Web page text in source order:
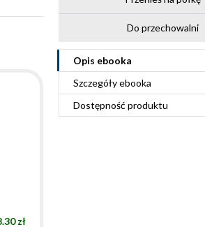
Do przechowalni
Opis ebooka
Szczegółyebooka
Dostępność produktu
zł